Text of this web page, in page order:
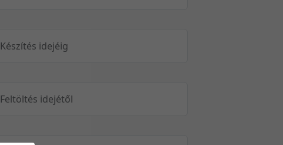
Készítés idejéig
Feltöltés idejétől